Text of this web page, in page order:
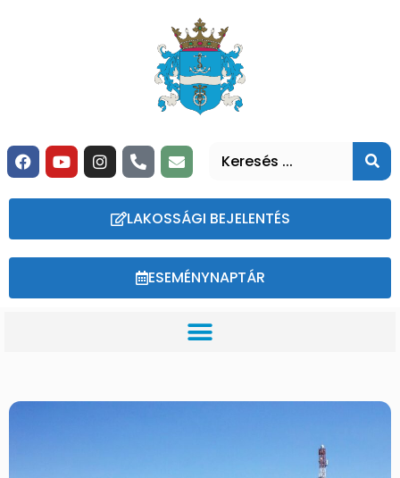
LAKOSSÁGI BEJELENTÉS
ESEMÉNYNAPTÁR